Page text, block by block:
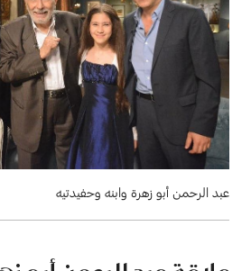
عبد الرحمن أبو زهرة وابنه وحفيدتيه